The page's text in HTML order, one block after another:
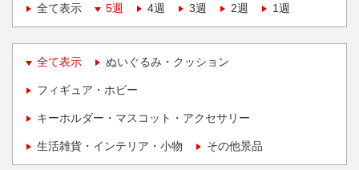
全て表示
5週 4週 3週 2週 1週
全て表示 ぬいぐるみ・クッション
フィギュア・ホビー
キーホルダー・マスコット・アクセサリー
生活雑貨・インテリア・小物 その他景品